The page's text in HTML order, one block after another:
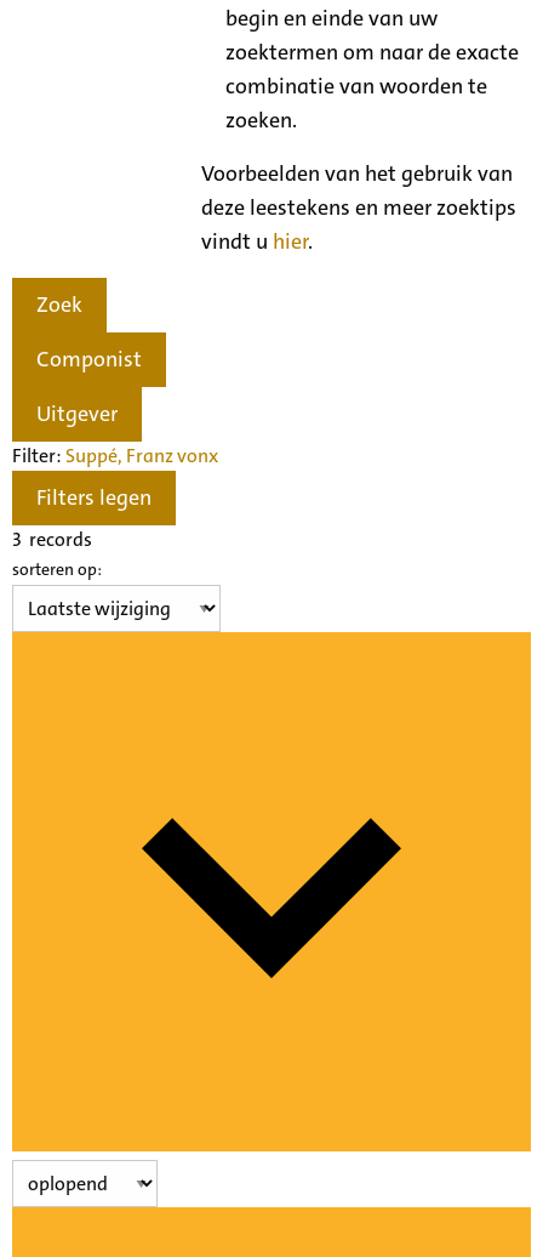
begin en einde van uw
zoektermen om naar de exacte
combinatie van woorden te
zoeken.
Voorbeelden van het gebruik van
deze leestekens en meer zoektips
vindt u hier.
Zoek
Componist
Uitgever
Filter: Suppé, Franz vonx
Filters legen
3 records
sorteren op: